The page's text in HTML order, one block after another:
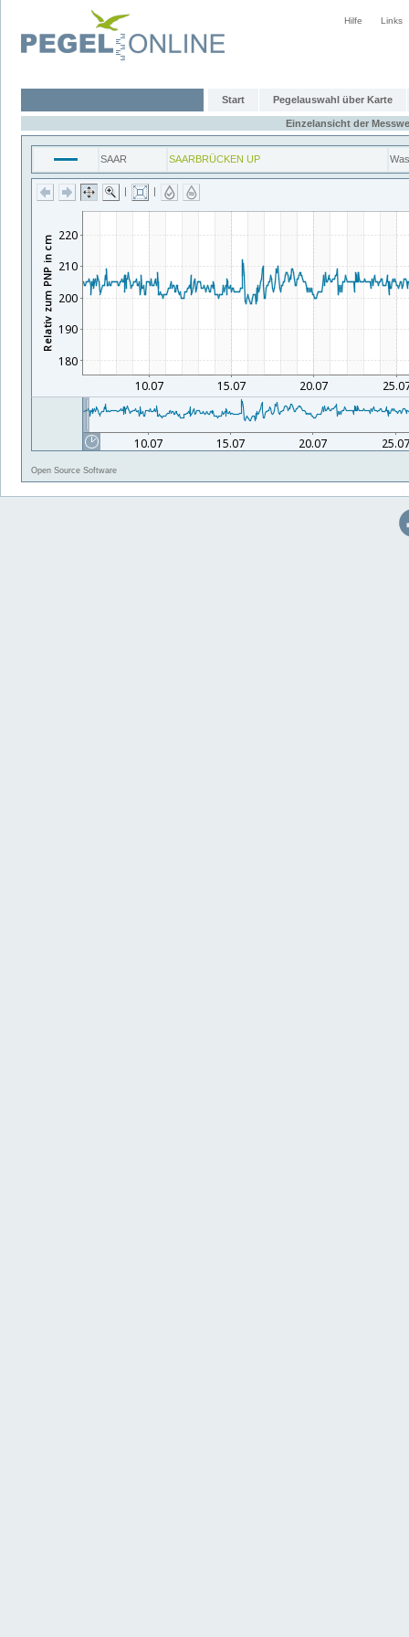
Hilfe Links
Start Pegelauswahl über Karte
Einzelansicht der
SAAR SAARBRÜCKEN UP
| |
Open Source Software